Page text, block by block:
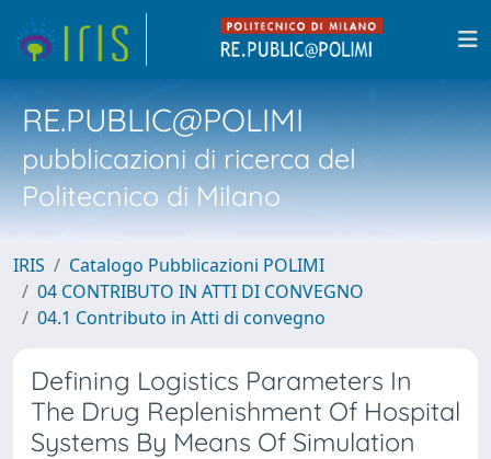
RE.PUBLIC@POLIMI
pubblicazioni di ricerca del
Politecnico di Milano
IRIS
Catalogo Pubblicazioni POLIMI
04 CONTRIBUTO IN ATTI DI CONVEGNO
04.1 Contributo in Atti di convegno
Defining Logistics Parameters In
The Drug Replenishment Of Hospital
Systems By Means Of Simulation